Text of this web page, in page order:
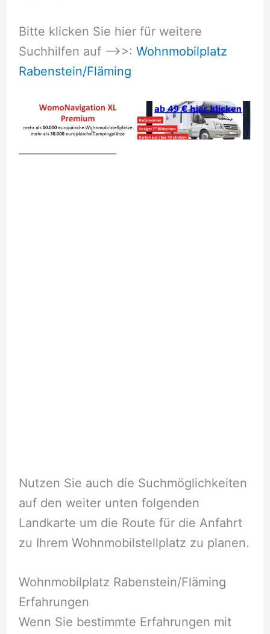
Bitte klicken Sie hier für weitere
Suchhilfen auf –>>: Wohnmobilplatz
Rabenstein/Fläming
Nutzen Sie auch die Suchmöglichkeiten
auf den weiter unten folgenden
Landkarte um die Route für die Anfahrt
zu Ihrem Wohnmobilstellplatz zu planen.
Wohnmobilplatz Rabenstein/Fläming
Erfahrungen
Wenn Sie bestimmte Erfahrungen mit